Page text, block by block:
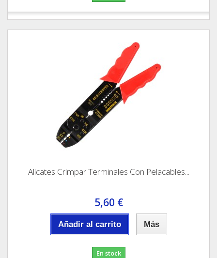
Alicates Crimpar Terminales Con Pelacables...
5,60 €
Añadir al carrito Más
En stock